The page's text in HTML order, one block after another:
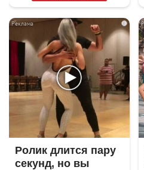
i
Ролик длится пару
секунд, но вы